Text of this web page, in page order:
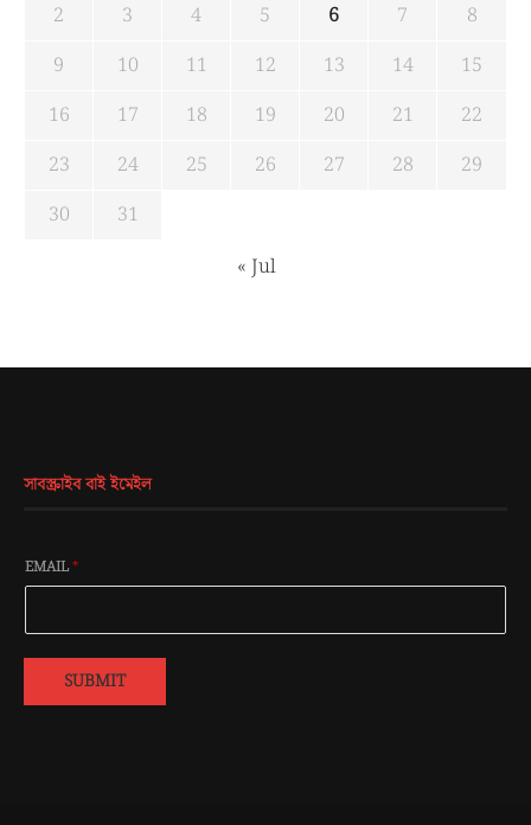
2
3 4 5 6 7
8
9
10 11 12 13 14
15
16
17 18 19 20 21
22
23
24 25 26 27 28
29
30
31
« Jul
সাবস্ক্রাইব বাই ইমেইল
EMAIL*
SUBMIT